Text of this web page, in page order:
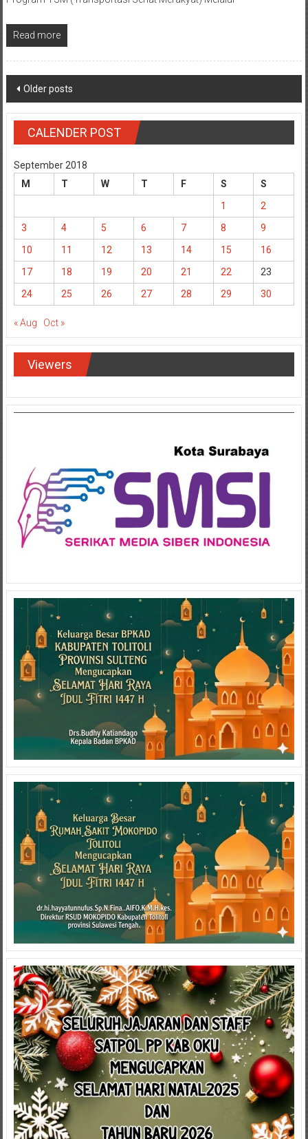
Read more
Posts
navigation
Older posts
CALENDER POST
September 2018
M
T W T F S
S
1
2
3
4 5 6 7 8
9
10
11 12 13 14 15
16
17
18 19 20 21 22
23
24
25 26 27 28 29 30
« Aug Oct »
Viewers